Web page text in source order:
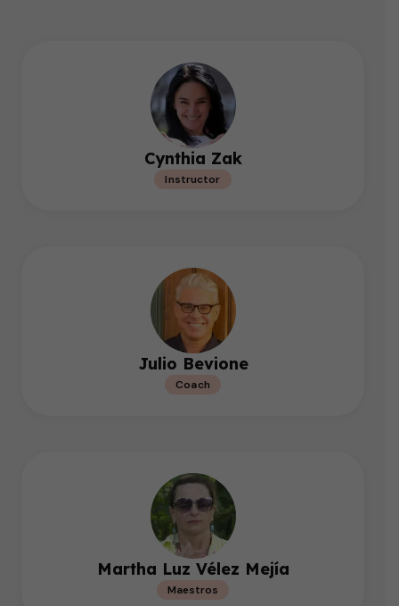
Cynthia Zak
Instructor
Julio Bevione
Coach
Martha Luz Vélez Mejía
Maestros